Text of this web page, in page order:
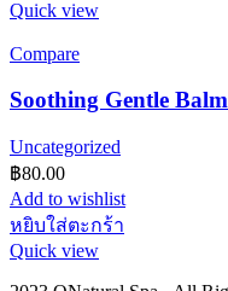
Quick view
Compare
Soothing Gentle
Uncategorized
฿80.00
Add to wishlist
หยิบใส่ตะกร้า
Quick view